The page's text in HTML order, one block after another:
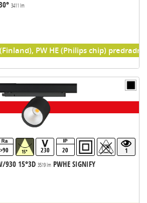
3411 lm
PW HE (Philips chip)
>90 15° 230 20 1
930 15°3D 3519 lmPWHE SIGNIFY